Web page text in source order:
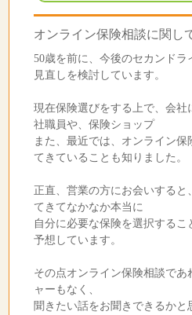
オンライン保険相談に関し
50歳を前に、今後のセカンド
見直しを検討しています。
現在保険選びをする上で、会社
社職員や、保険ショップ
また、最近では、オンライン保
てきていることも知りました。
正直、営業の方にお会いする
てきてなかなか本当に
自分に必要な保険を選択するこ
予想しています。
その点オンライン保険相談であ
ャーもなく、
聞きたい話をお聞きできるかと